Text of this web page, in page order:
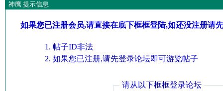
神鹰 提示信息
如果您已注册会员,请直接在底下框框登陆,如还没注册请
帖子ID非法
如果您已注册,请先登录论坛即可游览帖子
请从以下框框登录论坛